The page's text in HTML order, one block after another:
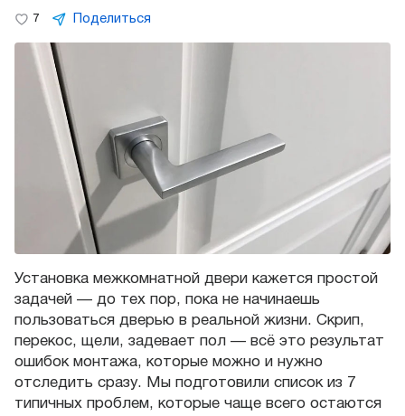
7 Поделиться
Установка межкомнатной двери кажется простой
задачей — до тех пор, пока не начинаешь
пользоваться дверью в реальной жизни. Скрип,
перекос, щели, задевает пол — всё это результат
ошибок монтажа, которые можно и нужно
отследить сразу. Мы подготовили список из 7
типичных проблем, которые чаще всего остаются